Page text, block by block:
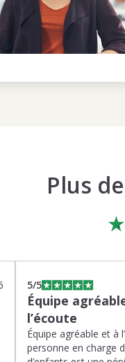
Plus de
5/5
Équipe
l’écoute
Équipe agréable et à
personne en charge